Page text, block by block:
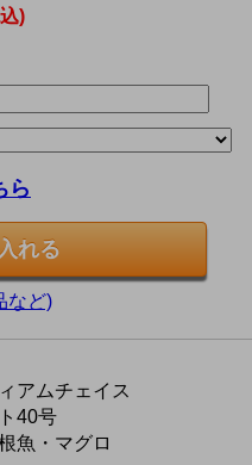
)
ら
など)
アムチェイス
40号
魚・マグロ